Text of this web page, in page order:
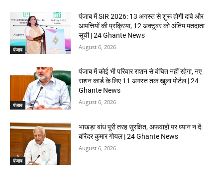
पंजाब
पंजाब में SIR 2026: 13 अगस्त से शुरू होगी दावे और
आपत्तियों की प्रक्रिया, 12 अक्टूबर को अंतिम मतदाता
सूची | 24 Ghante News
August 6, 2026
पंजाब
पंजाब में कोई भी परिवार राशन से वंचित नहीं रहेगा, नए
राशन कार्ड के लिए 11 अगस्त तक खुला पोर्टल | 24
Ghante News
August 6, 2026
पंजाब
भाखड़ा बांध पूरी तरह सुरक्षित, अफवाहों पर ध्यान न दें:
बरिंदर कुमार गोयल | 24 Ghante News
August 6, 2026